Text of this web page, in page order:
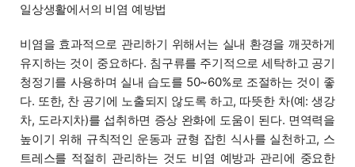
일상생활에서의 비염 예방법
비염을 효과적으로 관리하기 위해서는 실내 환경을 깨끗하게
유지하는 것이 중요하다. 침구류를 주기적으로 세탁하고 공기
청정기를 사용하며 실내 습도를 50~60%로 조절하는 것이 좋
다. 또한, 찬 공기에 노출되지 않도록 하고, 따뜻한 차(예: 생강
차, 도라지차)를 섭취하면 증상 완화에 도움이 된다. 면역력을
높이기 위해 규칙적인 운동과 균형 잡힌 식사를 실천하고, 스
트레스를 적절히 관리하는 것도 비염 예방과 관리에 중요한